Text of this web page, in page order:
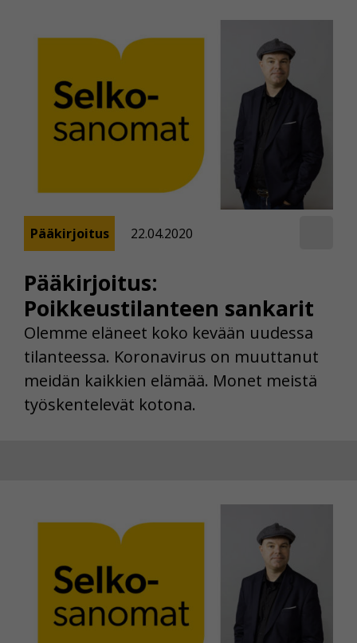
Pääkirjoitus:
Poikkeustilanteen sankarit
Pääkirjoitus 22.04.2020
Olemme eläneet koko kevään uudessa
tilanteessa. Koronavirus on muuttanut
meidän kaikkien elämää. Monet meistä
työskentelevät kotona.